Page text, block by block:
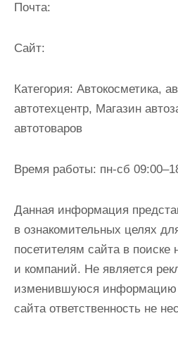
Почта:
Cайт:
Категория: Автокосметика,
автотехцентр, Магазин
автотоваров
Время работы: пн-сб
Данная информация
в ознакомительных целях
посетителям сайта в
и компаний. Не является
изменившуюся информацию
сайта ответственность не